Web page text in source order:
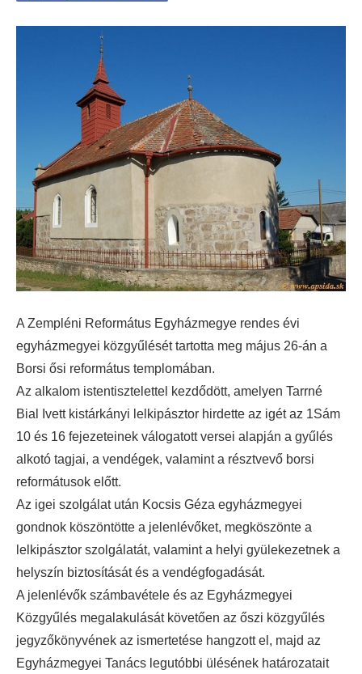
A Zempléni Református Egyházmegye rendes évi
egyházmegyei közgyűlését tartotta meg május 26-án a
Borsi ősi református templomában.
Az alkalom istentisztelettel kezdődött, amelyen Tarrné
Bial Ivett kistárkányi lelkipásztor hirdette az igét az 1Sám
10 és 16 fejezeteinek válogatott versei alapján a gyűlés
alkotó tagjai, a vendégek, valamint a résztvevő borsi
reformátusok előtt.
Az igei szolgálat után Kocsis Géza egyházmegyei
gondnok köszöntötte a jelenlévőket, megköszönte a
lelkipásztor szolgálatát, valamint a helyi gyülekezetnek a
helyszín biztosítását és a vendégfogadását.
A jelenlévők számbavétele és az Egyházmegyei
Közgyűlés megalakulását követően az őszi közgyűlés
jegyzőkönyvének az ismertetése hangzott el, majd az
Egyházmegyei Tanács legutóbbi ülésének határozatait